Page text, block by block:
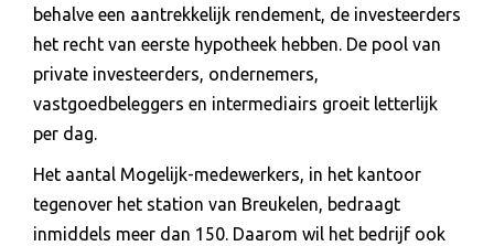
behalve een aantrekkelijk rendement, de investeerders
het recht van eerste hypotheek hebben. De pool van
private investeerders, ondernemers,
vastgoedbeleggers en intermediairs groeit letterlijk
per dag.
Het aantal Mogelijk-medewerkers, in het kantoor
tegenover het station van Breukelen, bedraagt
inmiddels meer dan 150. Daarom wil het bedrijf ook